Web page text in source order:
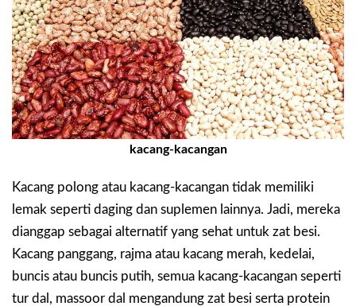
kacang-kacangan
Kacang polong atau kacang-kacangan tidak memiliki
lemak seperti daging dan suplemen lainnya. Jadi, mereka
dianggap sebagai alternatif yang sehat untuk zat besi.
Kacang panggang, rajma atau kacang merah, kedelai,
buncis atau buncis putih, semua kacang-kacangan seperti
tur dal, massoor dal mengandung zat besi serta protein